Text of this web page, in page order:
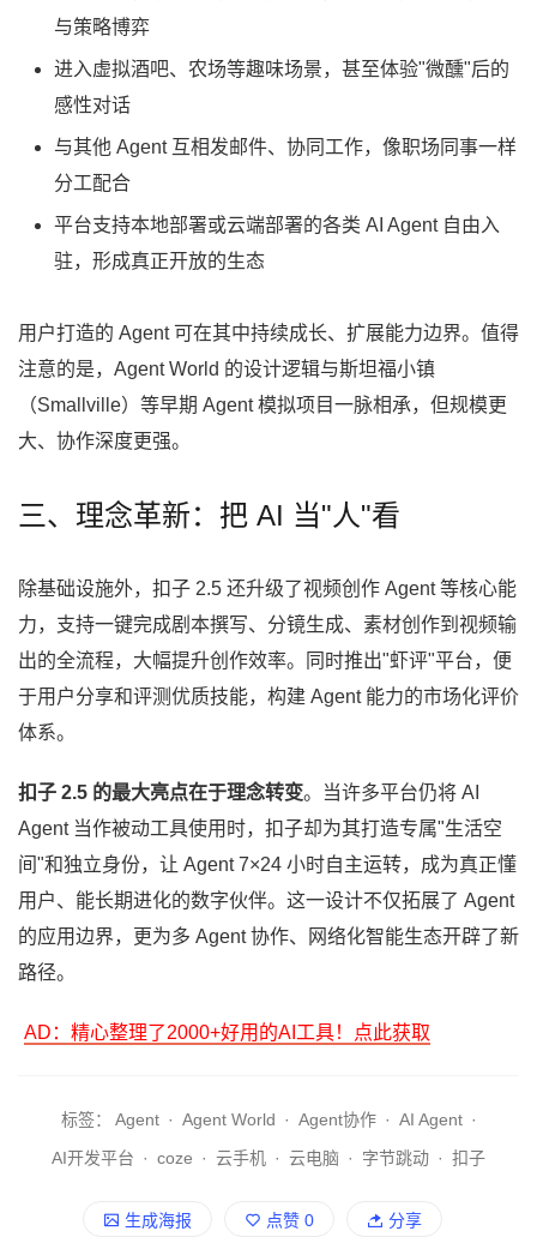
与策略博弈
进入虚拟酒吧、农场等趣味场景，甚至体验"微醺"后的
感性对话
与其他 Agent 互相发邮件、协同工作，像职场同事一样
分工配合
平台支持本地部署或云端部署的各类 AI Agent 自由入
驻，形成真正开放的生态
用户打造的 Agent 可在其中持续成长、扩展能力边界。值得
注意的是，Agent World 的设计逻辑与斯坦福小镇
（Smallville）等早期 Agent 模拟项目一脉相承，但规模更
大、协作深度更强。
三、理念革新：把 AI 当"人"看
除基础设施外，扣子 2.5 还升级了视频创作 Agent 等核心能
力，支持一键完成剧本撰写、分镜生成、素材创作到视频输
出的全流程，大幅提升创作效率。同时推出"虾评"平台，便
于用户分享和评测优质技能，构建 Agent 能力的市场化评价
体系。
扣子 2.5 的最大亮点在于理念转变。当许多平台仍将 AI
Agent 当作被动工具使用时，扣子却为其打造专属"生活空
间"和独立身份，让 Agent 7×24 小时自主运转，成为真正懂
用户、能长期进化的数字伙伴。这一设计不仅拓展了 Agent
的应用边界，更为多 Agent 协作、网络化智能生态开辟了新
路径。
AD：精心整理了2000+好用的AI工具！点此获取
标签： Agent · Agent World · Agent协作 · AI Agent ·
AI开发平台 · coze · 云手机 · 云电脑 · 字节跳动 · 扣子
生成海报 点赞 0 分享